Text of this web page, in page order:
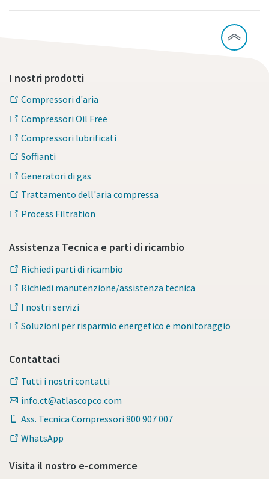
I nostri prodotti
Compressori d'aria
Compressori Oil Free
Compressori lubrificati
Soffianti
Generatori di gas
Trattamento dell'aria compressa
Process Filtration
Assistenza Tecnica e parti di ricambio
Richiedi parti di ricambio
Richiedi manutenzione/assistenza tecnica
I nostri servizi
Soluzioni per risparmio energetico e monitoraggio
Contattaci
Tutti i nostri contatti
info.ct@atlascopco.com
Ass. Tecnica Compressori 800 907 007
WhatsApp
Visita il nostro e-commerce